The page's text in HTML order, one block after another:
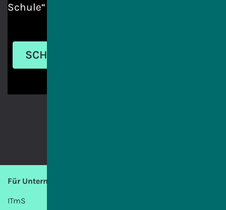
Schule“ oder benötigen Informationen?
SCHREIBEN SIE UNS
Für Unternehmen
ITmS